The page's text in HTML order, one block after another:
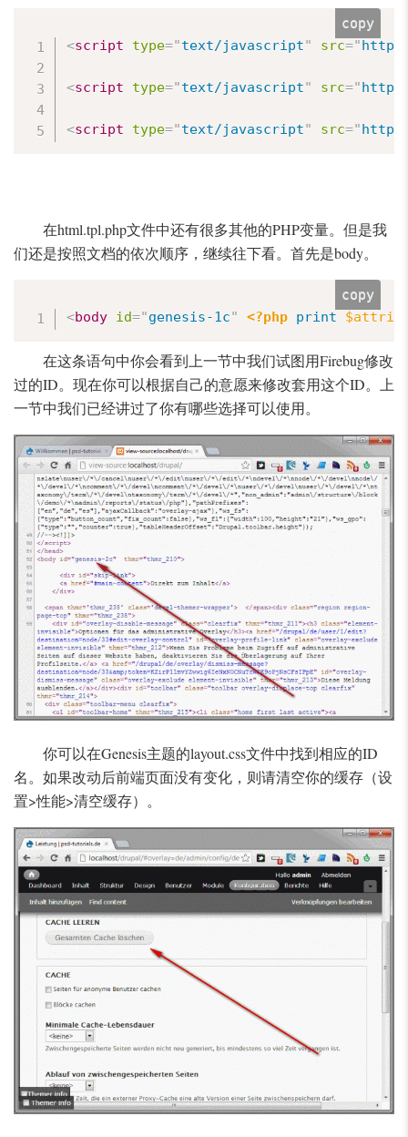
<script type="text/javascript" src="
<script type="text/javascript" src="
<script type="text/javascript" src="
copy
在html.tpl.php文件中还有很多其他的PHP变量。但是我
们还是按照文档的依次顺序，继续往下看。首先是body。
<body id="genesis-1c" <?php print
copy
在这条语句中你会看到上一节中我们试图用Firebug修改
过的ID。现在你可以根据自己的意愿来修改套用这个ID。上
一节中我们已经讲过了你有哪些选择可以使用。
你可以在Genesis主题的layout.css文件中找到相应的ID
名。如果改动后前端页面没有变化，则请清空你的缓存（设
置>性能>清空缓存）。